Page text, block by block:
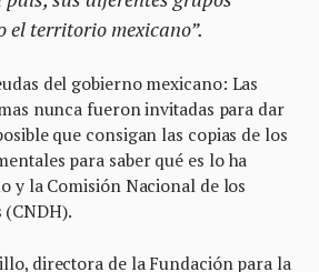
el territorio mexicano”.
del gobierno mexicano: Las
nunca fueron invitadas para dar
que consigan las copias de los
para saber qué es lo ha
y la Comisión Nacional de los
(CNDH).
directora de la Fundación para la